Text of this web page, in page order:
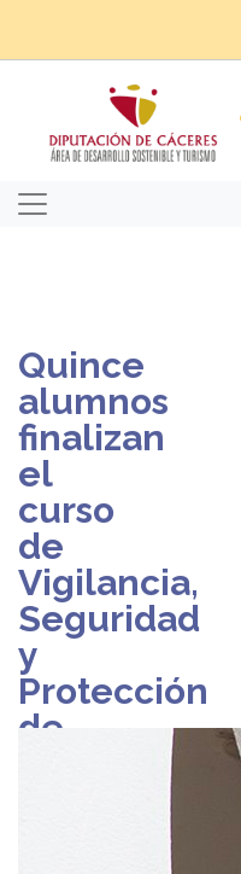
Quince
alumnos
finalizan
el
curso
de
Vigilancia,
Seguridad
y
Protección
de
Personas